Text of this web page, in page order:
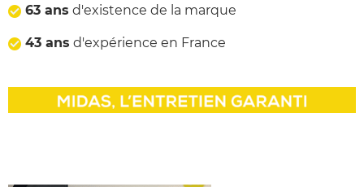
63 ans d'existence de la marque
43 ans d'expérience en France